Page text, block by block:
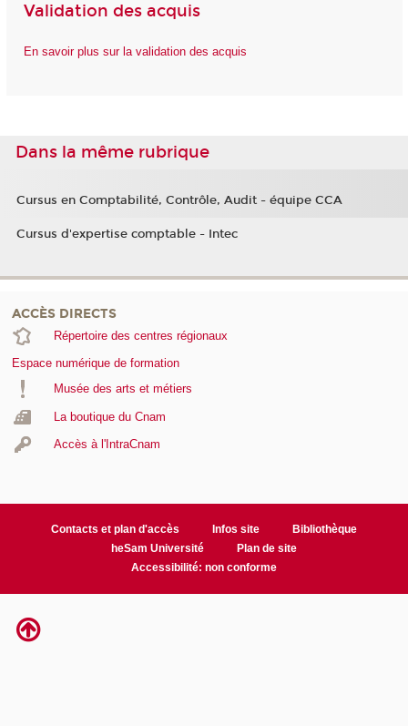
Validation des acquis
En savoir plus sur la validation des acquis
Dans la même rubrique
Cursus en Comptabilité, Contrôle, Audit - équipe CCA
Cursus d'expertise comptable - Intec
ACCÈS DIRECTS
Répertoire des centres régionaux
Espace numérique de formation
Musée des arts et métiers
La boutique du Cnam
Accès à l'IntraCnam
Contacts et plan d'accès Infos site
Bibliothèque
heSam Université
Plan de site
Accessibilité: non conforme